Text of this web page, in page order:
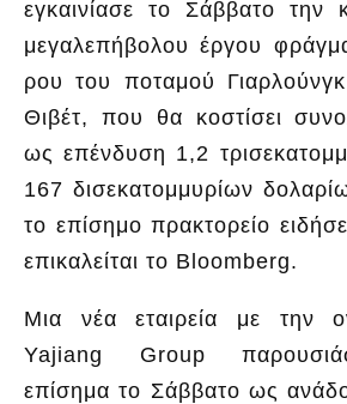
εγκαινίασε το Σάββατο την
μεγαλεπήβολου έργου
ρου του ποταμού
Θιβέτ, που θα κοστίσει
ως επένδυση 1,2
167 δισεκατομμυρίων
το επίσημο πρακτορείο
επικαλείται το Bloomberg.
Μια νέα εταιρεία με την
Yajiang Group
επίσημα το Σάββατο ως